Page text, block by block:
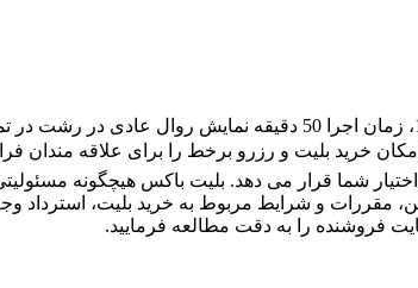
خرید اینترنتی بلیت نمایش روال عادی، تماشاخانه استاد اکبر رادی - رشت، کارگردان: مهرداد
و هنری است که امکان خرید بلیت و رزرو برخط را برای علاقه
شما قرار می دهد. بلیت باکس هیچگونه
مقررات و شرایط مربوط به خرید بلیت، استرداد
فروشنده را به دقت مطالعه فرمایید.